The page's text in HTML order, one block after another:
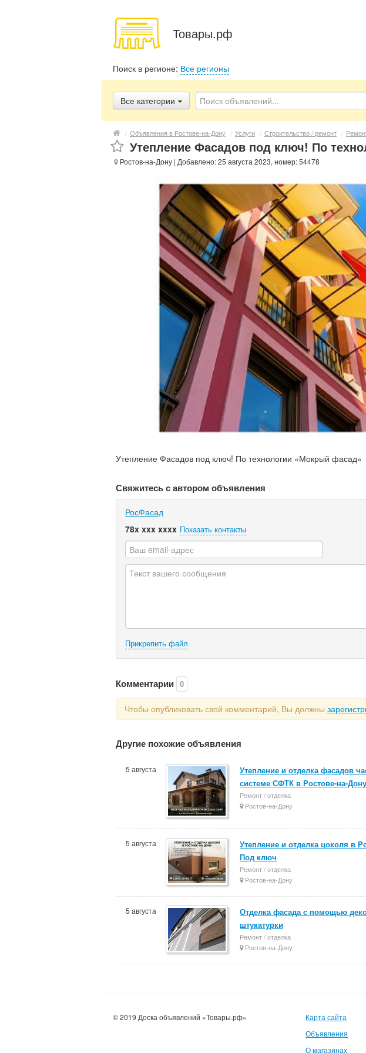
Товары.рф
Поиск в регионе: Все регионы
Все категории
/ Объявления в Ростове-на-Дону / Услуги / Строительство / ремонт /
Утепление Фасадов под ключ! По
Ростов-на-Дону | Добавлено: 25 августа 2023, номер: 54478
Утепление Фасадов под ключ! По технологии «Мокрый фасад»
Свяжитесь с автором объявления
РосФасад
78x xxx xxxx Показать контакты
Прикрепить файл
Комментарии 0
Чтобы опубликовать свой комментарий, Вы должны
Другие похожие объявления
5 августа
Утепление и отделка фасадов
системе СФТК в Ростове-на-Дону
Ремонт / отделка
Ростов-на-Дону
5 августа
Утепление и отделка цоколя в
Под ключ
Ремонт / отделка
Ростов-на-Дону
5 августа
Отделка фасада с помощью
штукатурки
Ремонт / отделка
Ростов-на-Дону
© 2019 Доска объявлений «Товары.рф»
Карта сайта
Объявления
О магазинах